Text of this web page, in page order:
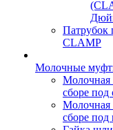
Патрубок
CLAMP
Молочные
Молочная
сборе под
Молочная
сборе под